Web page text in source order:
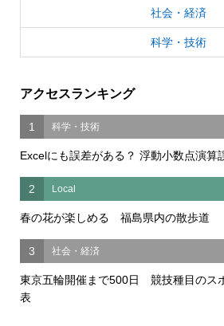
社会・経済
科学・技術
アクセスランキング
1 科学・技術
Excelにも誤差がある？ 浮動小数点演算
2 Local
春の花が楽しめる 福島県内の散歩道
3 社会・経済
東京五輪開催まで500日 競技種目のス
表